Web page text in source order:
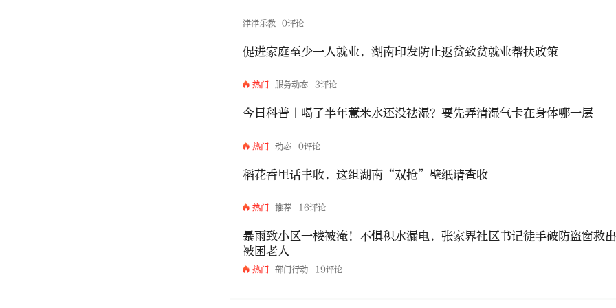
津津乐教 0评论
促进家庭至少一人就业，湖南印发防止返贫致贫就业帮扶政策
热门 服务动态 3评论
今日科普｜喝了半年薏米水还没祛湿？要先弄清湿气卡在身体哪一层
热门 动态 0评论
稻花香里话丰收，这组湖南“双抢”壁纸请查收
热门 推荐 16评论
暴雨致小区一楼被淹！不惧积水漏电，张家界社区书记徒手破防盗窗救出
被困老人
热门 部门行动 19评论